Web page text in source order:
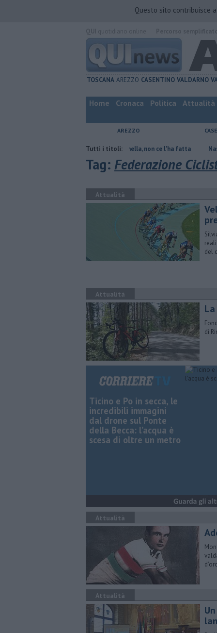
Questo sito contribuisce
TOSCANA AREZZO CASENTINO VALDARNO
Home Cronaca Politica Attualità
AREZZO
Tutti i titoli:
Contagiata da legionella, non ce l'ha fatta Nascosta in un
Tag: Federazione
Attualità
del
Attualità
di
Ticino e Po in secca, le
incredibili immagini
dal drone sul Ponte
della Becca: l’acqua è
scesa di oltre un metro
Attualità
Attualità